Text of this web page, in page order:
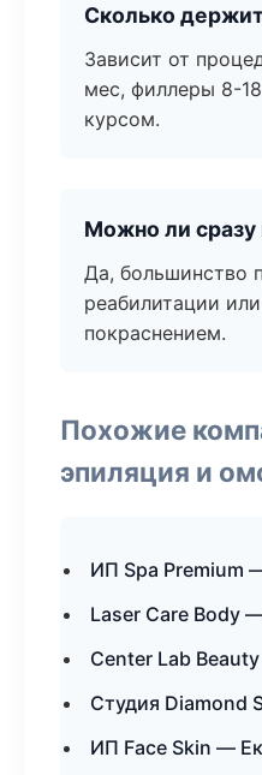
Сколько
Зависит от
мес, филлеры 8-
курсом.
Можно ли сразу
Да, большинство
реабилитации
покраснением.
Похожие
эпиляция и
ИП Spa Premium
Laser Care Body
Center Lab
Студия Diamond
ИП Face Skin —